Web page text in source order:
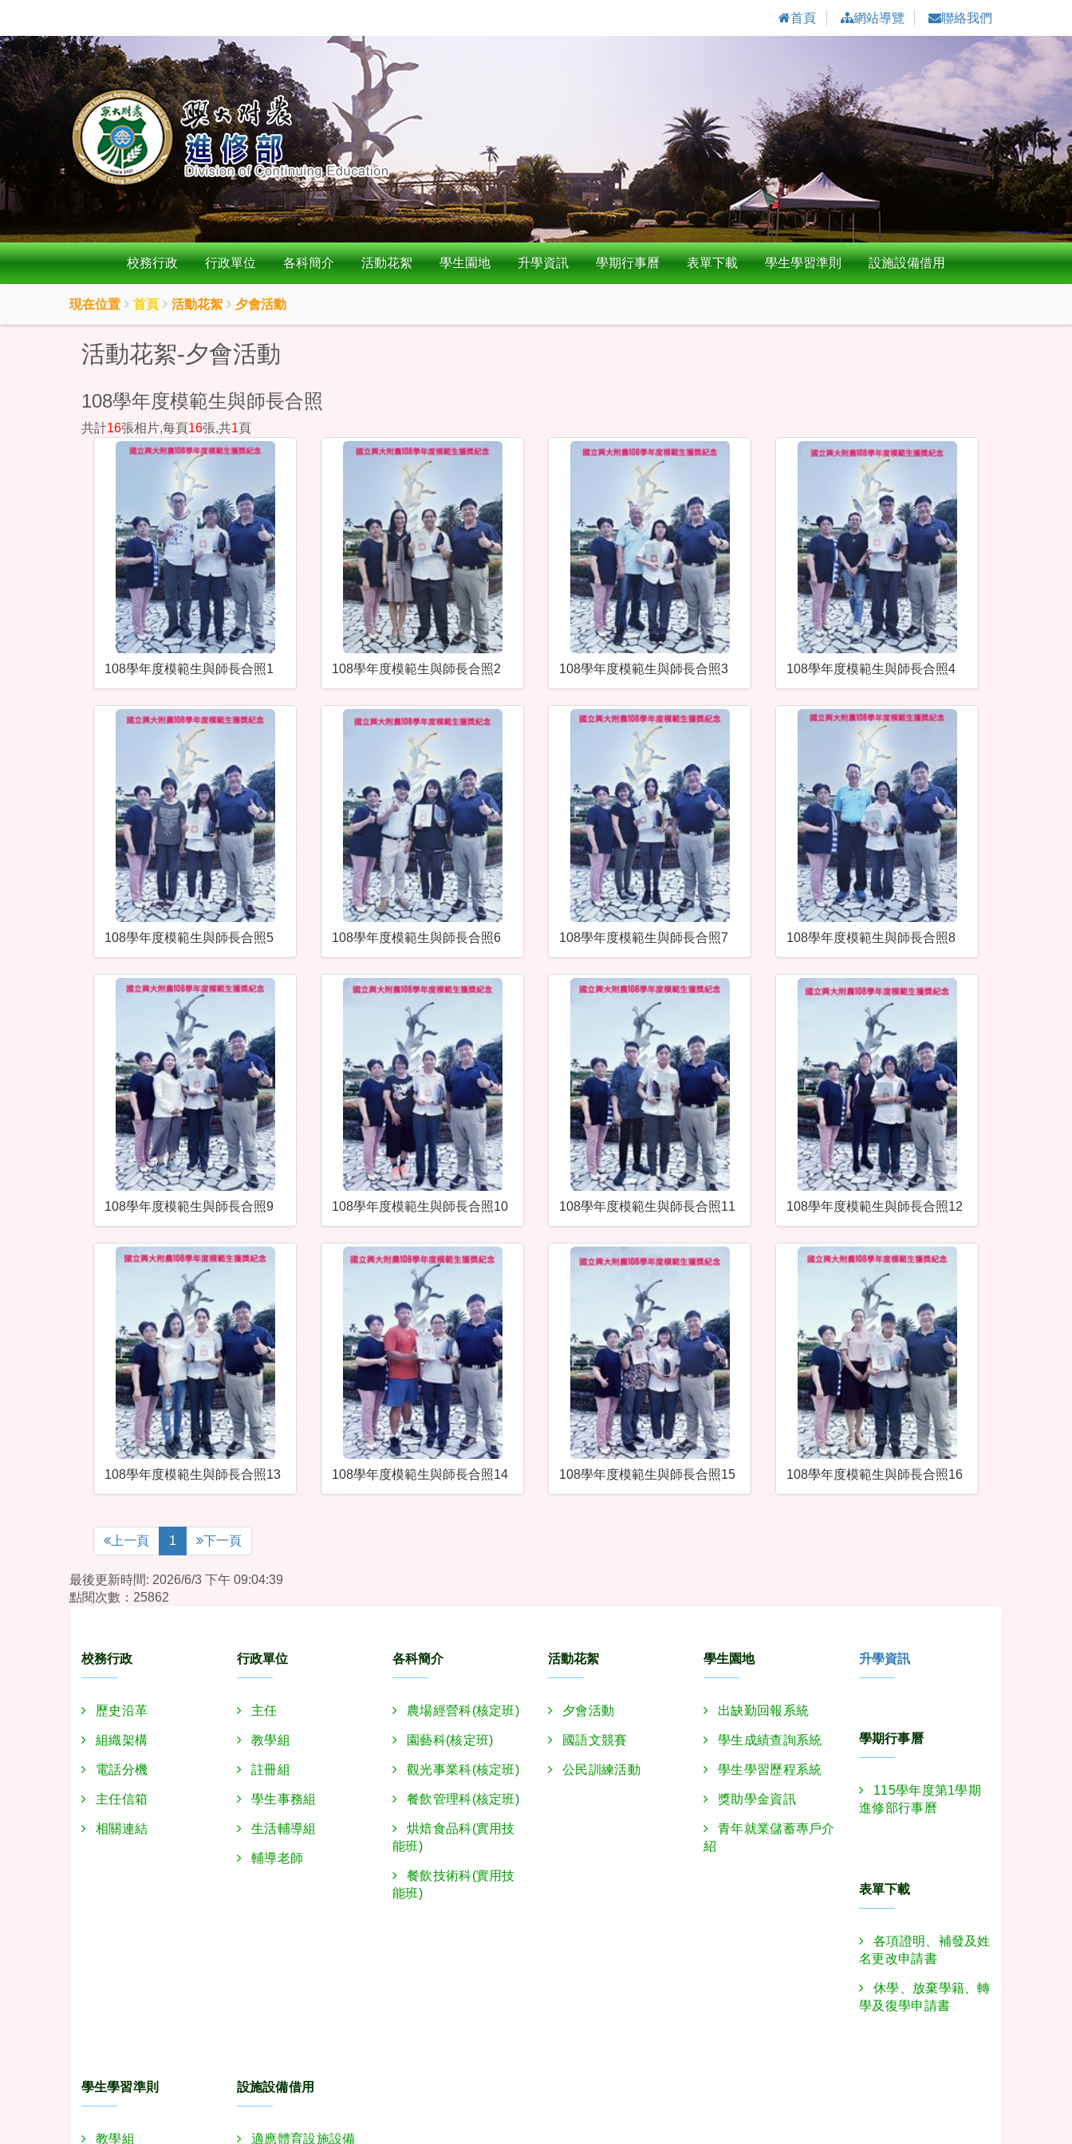
到
主
要
內
首頁 網站導覽 聯絡我們
校務行政 行政單位 各科簡介 活動花絮 學生園地 升學資訊 學期行事曆 表單下載 學生學習準則 設施設備借用
現在位置 首頁 活動花絮 夕會活動
活動花絮-夕會活動
108學年度模範生與師長合照
共計16張相片,每頁16張,共1頁
108學年度模範生與師長合照1 108學年度模範生與師長合照2 108學年度模範生與師長合照3 108學年度模範生與師長合照4
108學年度模範生與師長合照5 108學年度模範生與師長合照6 108學年度模範生與師長合照7 108學年度模範生與師長合照8
108學年度模範生與師長合照9 108學年度模範生與師長合照10 108學年度模範生與師長合照11 108學年度模範生與師長合照12
108學年度模範生與師長合照13 108學年度模範生與師長合照14 108學年度模範生與師長合照15 108學年度模範生與師長合照16
上一頁 1 下一頁
最後更新時間: 2026/6/3 下午 09:04:39
點閱次數：25862
校務行政
歷史沿革
組織架構
電話分機
主任信箱
相關連結
行政單位
主任
教學組
註冊組
學生事務組
生活輔導組
輔導老師
各科簡介
農場經營科(核定班)
園藝科(核定班)
觀光事業科(核定班)
餐飲管理科(核定班)
烘焙食品科(實用技
能班)
餐飲技術科(實用技
能班)
活動花絮
夕會活動
國語文競賽
公民訓練活動
學生園地
出缺勤回報系統
學生成績查詢系統
學生學習歷程系統
獎助學金資訊
青年就業儲蓄專戶介
紹
升學資訊
學期行事曆
115學年度第1學期
進修部行事曆
表單下載
各項證明、補發及姓
名更改申請書
休學、放棄學籍、轉
學及復學申請書
學生學習準則
教學組
設施設備借用
適應體育設施設備